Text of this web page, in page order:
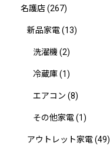
名護店(267)
新品家電(13)
洗濯機 (2)
冷蔵庫(1)
エアコン (8)
その他家電(1)
アウトレット家電(49)